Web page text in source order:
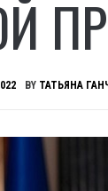
BY ТАТЬЯНА